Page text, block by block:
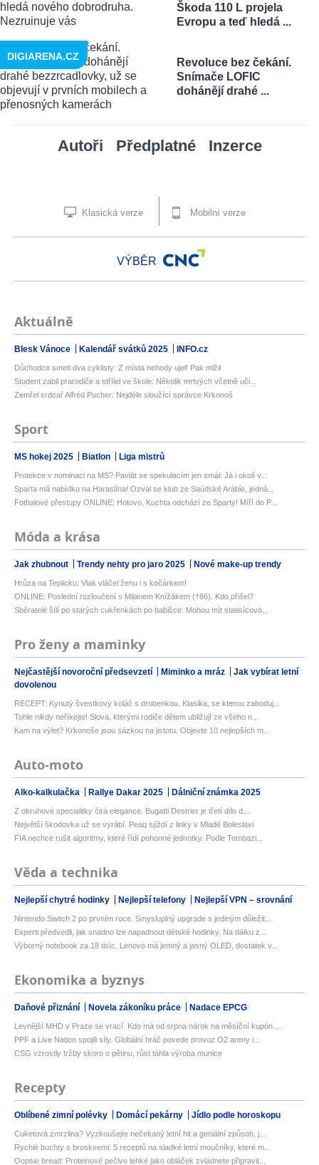
Škoda 110 L projela
Evropu a teď hledá ...
Revoluce bez čekání.
Snímače LOFIC
dohánějí drahé ...
DIGIARENA.CZ
Autoři Předplatné Inzerce
Klasická verze Mobilní verze
VÝBĚR
Aktuálně
Blesk Vánoce Kalendář svátků 2025 INFO.cz
Důchodce smetl dva cyklisty: Z místa nehody ujel! Pak mlžil
Student zabil prarodiče a střílel ve škole: Několik mrtvých včetně uči...
Zemřel srdcař Alfréd Pucher: Nejdéle sloužící správce Krkonoš
Sport
MS hokej 2025 Biatlon Liga mistrů
Protekce v nominaci na MS? Pavlát se spekulacím jen smál: Já i okolí v...
Sparta má nabídku na Haraslína! Ozval se klub ze Saúdské Arábie, jedná...
Fotbalové přestupy ONLINE: Hotovo, Kuchta odchází ze Sparty! Míří do P...
Móda a krása
Jak zhubnout Trendy nehty pro jaro 2025 Nové make-up trendy
Hrůza na Teplicku: Vlak vláčel ženu i s kočárkem!
ONLINE: Poslední rozloučení s Milanem Knížákem (†86). Kdo přišel?
Sběratelé šílí po starých cukřenkách po babičce: Mohou mít statisícovo...
Pro ženy a maminky
Nejčastější novoroční předsevzetí Miminko a mráz
Jak vybírat letní
dovolenou
RECEPT: Kynutý švestkový koláč s drobenkou. Klasika, se kterou zaboduj...
Tohle nikdy neříkejte! Slova, kterými rodiče dětem ubližují ze všeho n...
Kam na výlet? Krkonoše jsou sázkou na jistotu. Objevte 10 nejlepších m...
Auto-moto
Alko-kalkulačka Rallye Dakar 2025 Dálniční známka 2025
Z okruhové specialitky čirá elegance. Bugatti Destrier je třetí dílo d...
Největší škodovka už se vyrábí. Peaq sjíždí z linky v Mladé Boleslavi
FIA nechce rušit algoritmy, které řídí pohonné jednotky. Podle Tombazi...
Věda a technika
Nejlepší chytré hodinky Nejlepší telefony Nejlepší VPN – srovnání
Nintendo Switch 2 po prvním roce. Smysluplný upgrade s jediným důležit...
Experti předvedli, jak snadno lze napadnout dětské hodinky. Na dálku z...
Výborný notebook za 18 tisíc. Lenovo má jemný a jasný OLED, dostatek v...
Ekonomika a byznys
Daňové přiznání Novela zákoníku práce Nadace EPCG
Levnější MHD v Praze se vrací. Kdo má od srpna nárok na měsíční kupón ...
PPF a Live Nation spojili síly. Globální hráč povede provoz O2 areny i...
CSG vzrostly tržby skoro o pětinu, růst táhla výroba munice
Recepty
Oblíbené zimní polévky Domácí pekárny Jídlo podle horoskopu
Cuketová zmrzlina? Vyzkoušejte nečekaný letní hit a geniální způsob, j...
Rychlé buchty s broskvemi: 5 receptů na sladké letní moučníky, které m...
Oopsie bread: Proteinové pečivo lehké jako obláček zvládnete připravit...